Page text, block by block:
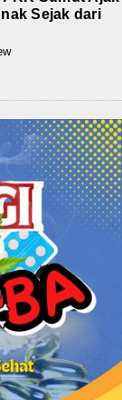
Sejak dari